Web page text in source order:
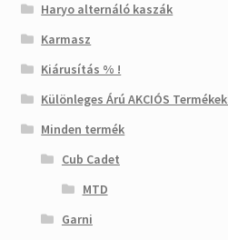
Haryo alternáló kaszák
Karmasz
Kiárusítás % !
Különleges Árú AKCIÓS
Minden termék
Cub Cadet
MTD
Garni